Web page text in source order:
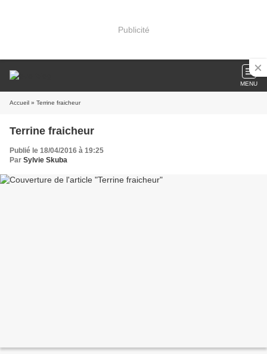
Publicité
MENU
Accueil » Terrine fraicheur
Terrine fraicheur
Publié le 18/04/2016 à 19:25
Par Sylvie Skuba